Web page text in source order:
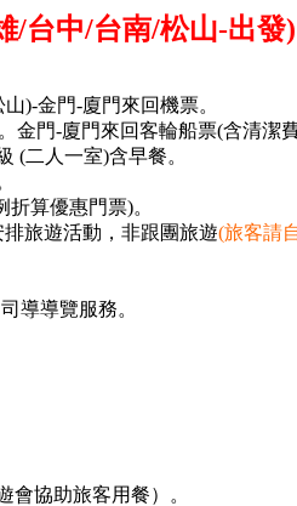
/台中/台南/松山-出發)
)-金門-廈門來回機票。
金門-廈門來回客輪船票(含清潔費
(二人一室)含早餐。
算優惠門票)。
旅遊活動，非跟團旅遊(旅客請
導導覽服務。
會協助旅客用餐）。